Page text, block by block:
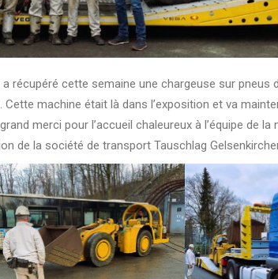
récupéré cette semaine une chargeuse sur pneus
Cette machine était là dans l’exposition et va
merci pour l’accueil chaleureux à l’équipe de la
de la société de transport Tauschlag